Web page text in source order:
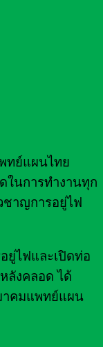
ทย์แผนไทย
ในการทำงานทุก
าญการอยู่ไฟ
ยู่ไฟและเปิดท่อ
ลังคลอด ได้
าคมแพทย์แผน